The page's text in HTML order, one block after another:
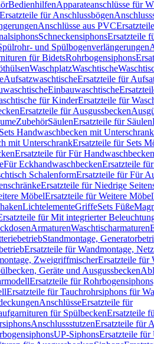
BedienhilfenApparateanschlüsse für
Ersatzteile für Anschlussbögen
Anschlüsse aus PVC
SchneckensiphonsErsatzteile
und Spülbogenverlängerungen
für BidetsRohrbogensiphons
WaschplatzWaschtische
AufsatzwaschtischeErsatzteile für
Einbauwaschtische
für KinderErsatzteile für
Ersatzteile für Ausgussbecken
ZubehörSäulenErsatzteile für Säulen
Sets Handwaschbecken mit Unterschrank
mit UnterschrankErsatzteile für Sets
Ersatzteile für Für Handwaschbecken
Für EckhandwaschbeckenErsatzteile
SchalenformErsatzteile für Für
Ersatzteile für Niedrige
MöbelErsatzteile für Weitere Möbel
LichtelementeGriffeSets Füße
für Mit integrierter
ArmaturenWaschtischarmaturen
Standmontage,
Ersatzteile für Wandmontage,
ZweigriffmischerErsatzteile für
Geräte und Ausgussbecken
Ersatzteile für
Ersatzteile für Tauchrohrsiphons für
AnschlüsseErsatzteile für
für SpülbeckenErsatzteile
AnschlussstutzenErsatzteile für
UP-SiphonsErsatzteile für